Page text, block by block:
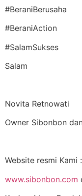
#BeraniBerusaha
#BeraniAction
#SalamSukses
Salam
Novita Retnowati
Owner Sibonbon
Website resmi Kami :
www.sibonbon.com